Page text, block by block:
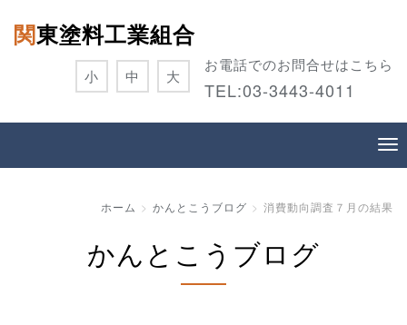
関東塗料工業組合
お電話でのお問合せはこちら
TEL:03-3443-4011
小 中 大
ホーム かんとこうブログ 消費動向調査７月の結果
かんとこうブログ